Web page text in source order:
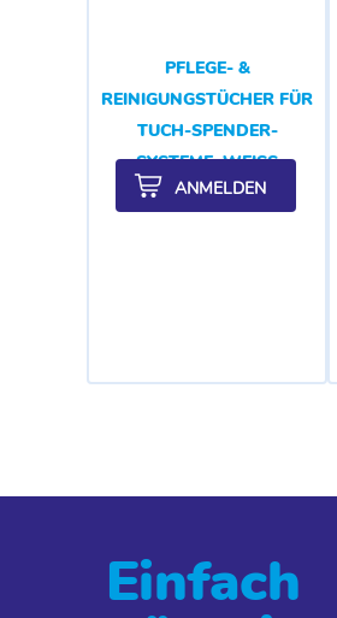
PFLEGE- &
REINIGUNGSTÜCHER FÜR
TUCH-SPENDER-
SYSTEME, WEISS
ANMELDEN
Einfach